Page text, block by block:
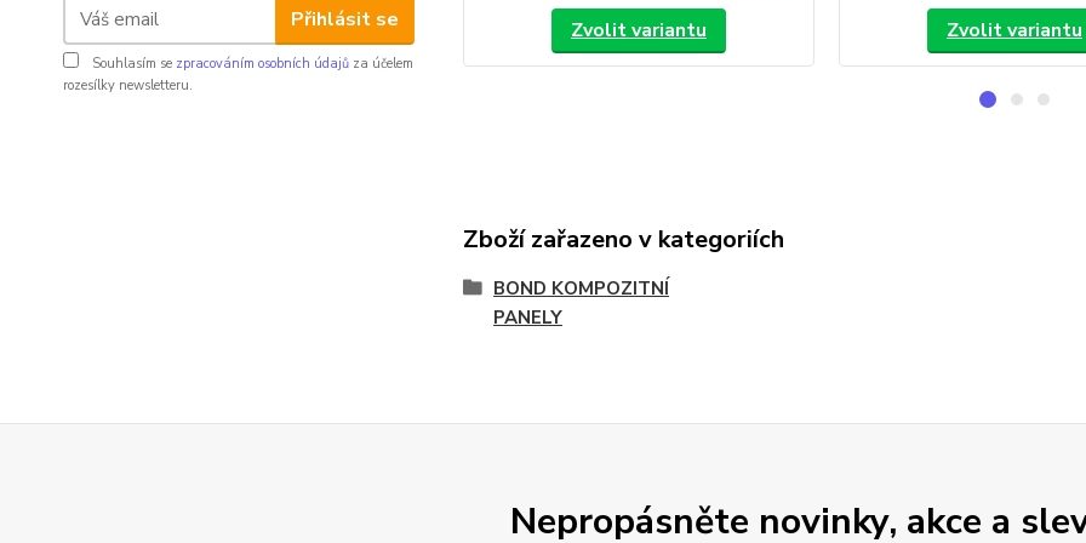
Přihlásit se
Souhlasím se zpracováním osobních údajů za účelem
rozesílky newsletteru.
Zvolit variantu Zvolit variantu
Zboží zařazeno v kategoriích
BOND KOMPOZITNÍ
PANELY
Nepropásněte novinky, akce a